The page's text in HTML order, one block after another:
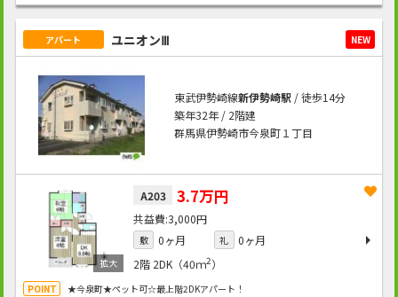
アパート ユニオンⅢ NEW
東武伊勢崎線新伊勢崎駅/ 徒歩14分
築年32年 / 2階建
群馬県伊勢崎市今泉町１丁目
A203 3.7万円
3,000円
敷 0ヶ月 礼
0ヶ月
2階 2DK（40ｍ2）
★今泉町★ペット可☆最上階2DKアパート！